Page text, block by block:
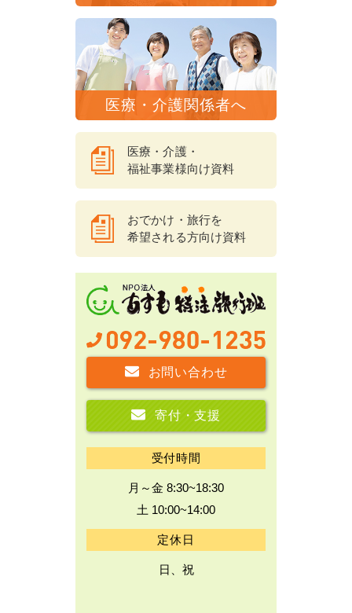
医療・介護関係者へ
医療・介護・
福祉事業様向け資料
おでかけ・旅行を
希望される方向け資料
お問い合わせ
寄付・支援
受付時間
月～金 8:30~18:30
土 10:00~14:00
定休日
日、祝